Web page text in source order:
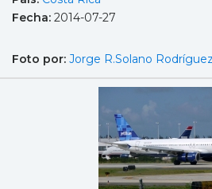
Fecha: 2014-07-27
Foto por: Jorge R.Solano Rodríguez